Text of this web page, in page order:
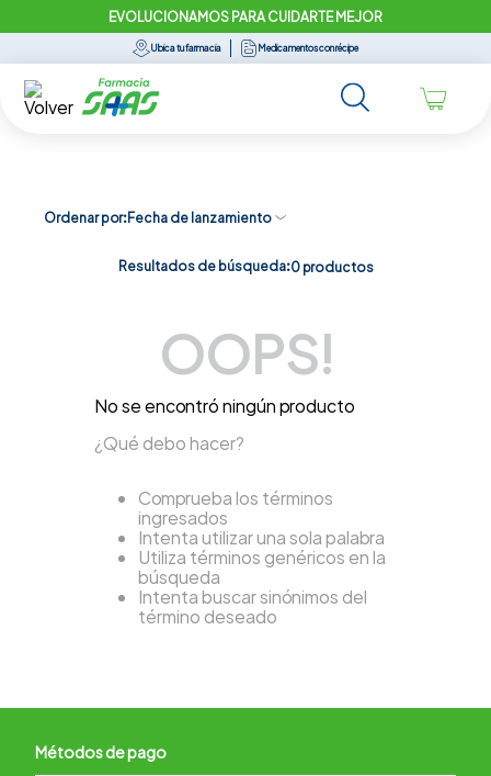
EVOLUCIONAMOS PARA CUIDARTE MEJOR
Ubica tu farmacia Medicamentos con récipe
Ordenar por Fecha de lanzamiento
Resultados de búsqueda:0 productos
OOPS!
No se encontró ningún producto
¿Qué debo hacer?
Comprueba los términos
ingresados
Intenta utilizar una sola palabra
Utiliza términos genéricos en la
búsqueda
Intenta buscar sinónimos del
término deseado
Métodos de pago